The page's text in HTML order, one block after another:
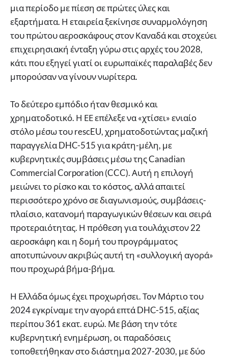
μια περίοδο με πίεση σε πρώτες ύλες και
εξαρτήματα. Η εταιρεία ξεκίνησε συναρμολόγηση
του πρώτου αεροσκάφους στον Καναδά και στοχεύει
επιχειρησιακή ένταξη γύρω στις αρχές του 2028,
κάτι που εξηγεί γιατί οι ευρωπαϊκές παραλαβές δεν
μπορούσαν να γίνουν νωρίτερα.
Το δεύτερο εμπόδιο ήταν θεσμικό και
χρηματοδοτικό. Η ΕΕ επέλεξε να «χτίσει» ενιαίο
στόλο μέσω του rescEU, χρηματοδοτώντας μαζική
παραγγελία DHC-515 για κράτη-μέλη, με
κυβερνητικές συμβάσεις μέσω της Canadian
Commercial Corporation (CCC). Αυτή η επιλογή
μειώνει το ρίσκο και το κόστος, αλλά απαιτεί
περισσότερο χρόνο σε διαγωνισμούς, συμβάσεις-
πλαίσιο, κατανομή παραγωγικών θέσεων και σειρά
προτεραιότητας. Η πρόθεση για τουλάχιστον 22
αεροσκάφη και η δομή του προγράμματος
αποτυπώνουν ακριβώς αυτή τη «συλλογική αγορά»
που προχωρά βήμα-βήμα.
Η Ελλάδα όμως έχει προχωρήσει. Τον Μάρτιο του
2024 εγκρίναμε την αγορά επτά DHC-515, αξίας
περίπου 361 εκατ. ευρώ. Με βάση την τότε
κυβερνητική ενημέρωση, οι παραδόσεις
τοποθετήθηκαν στο διάστημα 2027-2030, με δύο